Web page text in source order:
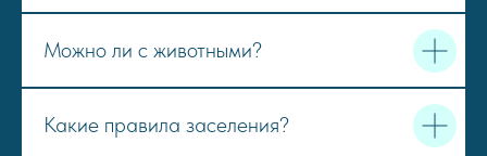
Можно ли с животными?
Какие правила заселения?